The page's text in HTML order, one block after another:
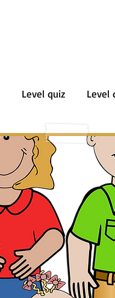
Level quiz Level